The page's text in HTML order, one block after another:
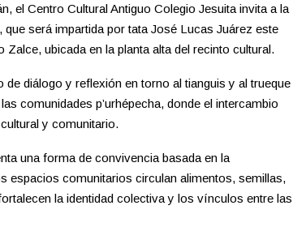
el Centro Cultural Antiguo Colegio Jesuita invita a la
que será impartida por tata José Lucas Juárez este
ubicada en la planta alta del recinto cultural.
diálogo y reflexión en torno al tianguis y al trueque
comunidades p’urhépecha, donde el intercambio
y comunitario.
una forma de convivencia basada en la
espacios comunitarios circulan alimentos, semillas,
la identidad colectiva y los vínculos entre las